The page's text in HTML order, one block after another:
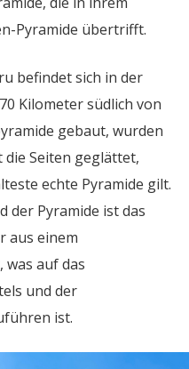
Pyramide übertrifft.
befindet sich in der
Kilometer südlich von
gebaut, wurden
Seiten geglättet,
echte Pyramide gilt.
der Pyramide ist das
aus einem
auf das
und der
ist.